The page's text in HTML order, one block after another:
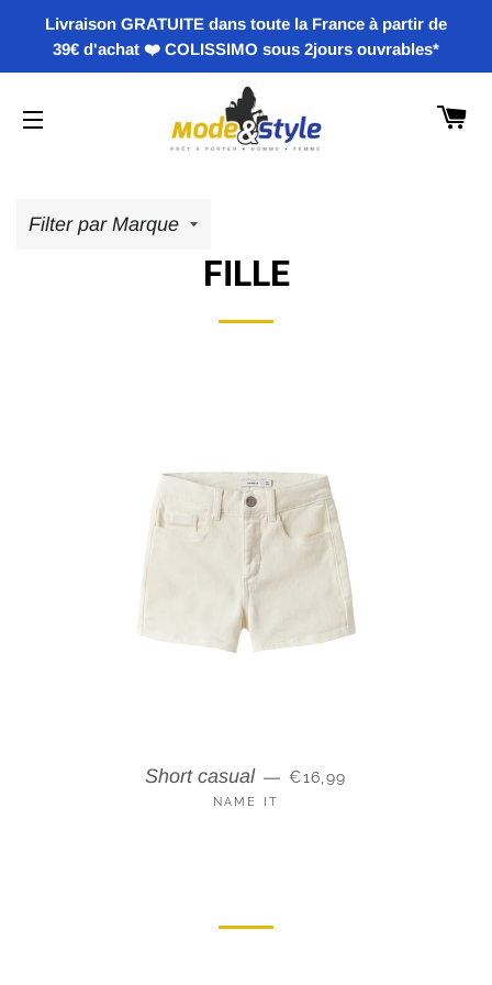
Livraison GRATUITE dans toute la France à partir de
39€ d'achat ❤️ COLISSIMO sous 2jours ouvrables*
FILLE
Short casual — PRIX RÉGULIER
€16,99
NAME IT